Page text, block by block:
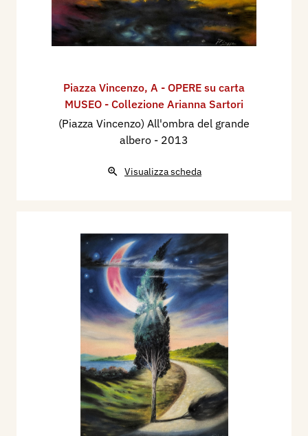
Piazza Vincenzo, A - OPERE su carta
MUSEO - Collezione Arianna Sartori
(Piazza Vincenzo) All'ombra del grande
albero - 2013
Visualizza scheda